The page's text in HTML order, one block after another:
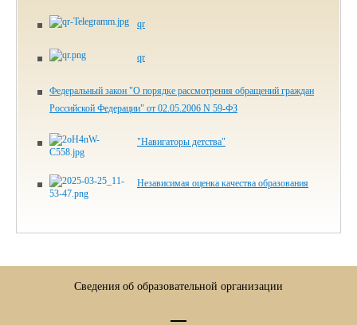
qr
qr
Федеральный закон "О порядке рассмотрения обращений граждан
Российской Федерации" от 02.05.2006 N 59-ФЗ
"Навигаторы детства"
Независимая оценка качества образования
Сведения об образовательной организации